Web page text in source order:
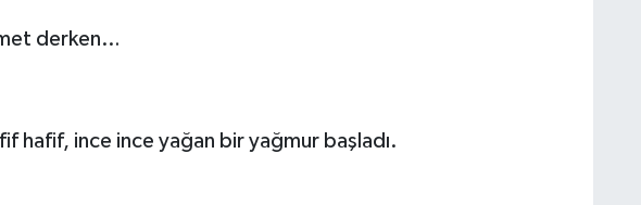
derken…
hafif, ince ince yağan bir yağmur başladı.